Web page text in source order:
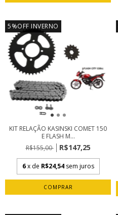
5%OFF INVERNO
KIT RELAÇÃO KASINSKI COMET 150
E FLASH M...
R$155,00
R$147,25
6 x de R$24,54 sem juros